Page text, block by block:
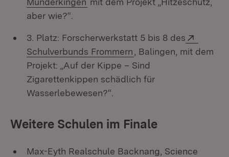
aber wie?“.
3. Platz: Forscherwerkstatt 5 bis 8 des
Schulverbunds Frommern (Öffnet in neuem
, Balingen, mit dem
Projekt: „Auf der Kippe – Sind
Zigarettenkippen schädlich für
Wasserlebewesen?“.
Weitere Schulen im Finale
Max-Eyth Realschule Backnang, Science